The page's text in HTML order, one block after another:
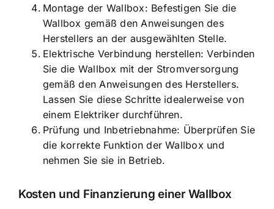
Montage der Wallbox: Befestigen Sie die
Wallbox gemäß den Anweisungen des
Herstellers an der ausgewählten Stelle.
Elektrische Verbindung herstellen: Verbinden
Sie die Wallbox mit der Stromversorgung
gemäß den Anweisungen des Herstellers.
Lassen Sie diese Schritte idealerweise von
einem Elektriker durchführen.
Prüfung und Inbetriebnahme: Überprüfen Sie
die korrekte Funktion der Wallbox und
nehmen Sie sie in Betrieb.
Kosten und Finanzierung einer Wallbox